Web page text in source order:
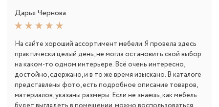
Дарья Чернова
На сайте хороший ассортимент мебели. Я провела здесь
практически целый день, не могла остановить свой выбор
на каком-то одном интерьере. Всё очень интересно,
достойно, сдержано, и в то же время изыскано. В каталоге
представлены фото, есть подробное описание товаров,
материалов, указаны размеры. Если не знаешь, как мебель